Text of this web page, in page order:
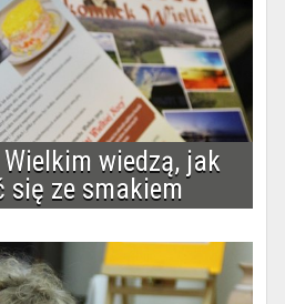
wiedzą, jak
się ze smakiem